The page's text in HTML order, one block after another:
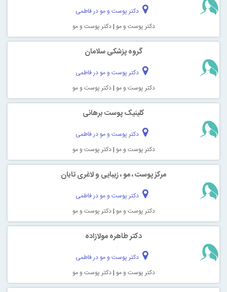
دکتر پوست و مو در فاطمی
دکتر پوست و مو |دکتر پوست و مو
گروه پزشکی سلامان
دکتر پوست و مو در فاطمی
دکتر پوست و مو |دکتر پوست و مو
کلینیک پوست برهانی
دکتر پوست و مو در فاطمی
دکتر پوست و مو |دکتر پوست و مو
مرکز پوست ، مو ، زیبایی و لاغری تابان
دکتر پوست و مو در فاطمی
دکتر پوست و مو |دکتر پوست و مو
دکتر طاهره مولازاده
دکتر پوست و مو در فاطمی
دکتر پوست و مو |دکتر پوست و مو